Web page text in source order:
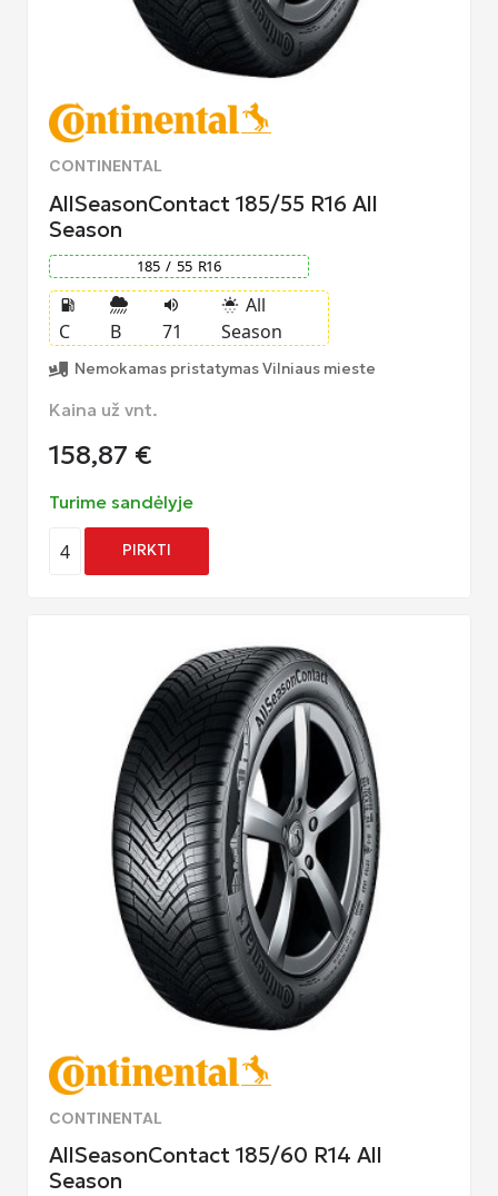
CONTINENTAL
AllSeasonContact 185/55 R16 All
Season
185 / 55 R16
local_gas_station
C B
volume_up
71
sunny_snowing All
Season
Nemokamas pristatymas Vilniaus mieste
Kaina už vnt.
158,87 €
Turime sandėlyje
4 PIRKTI
CONTINENTAL
AllSeasonContact 185/60 R14 All
Season